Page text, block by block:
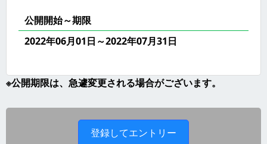
公開開始～期限
2022年06月01日～2022年07月31日
※公開期限は、急遽変更される場合がございます。